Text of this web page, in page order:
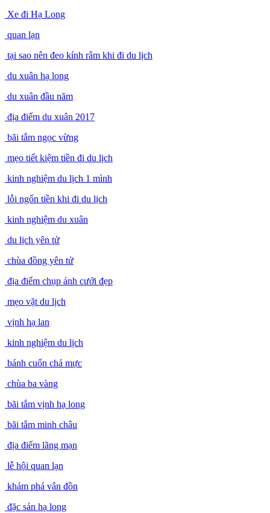
Xe đi Hạ Long
quan lạn
tại sao nên đeo kính râm khi đi du lịch
du xuân hạ long
du xuân đầu năm
địa điểm du xuân 2017
bãi tắm ngọc vừng
mẹo tiết kiệm tiền đi du lịch
kinh nghiệm du lịch 1 mình
lỗi ngốn tiền khi đi du lịch
kinh nghiệm du xuân
du lịch yên tử
chùa đồng yên tử
địa điểm chụp ảnh cưới đẹp
mẹo vặt du lịch
vịnh hạ lan
kinh nghiệm du lịch
bánh cuốn chả mực
chùa ba vàng
bãi tắm vịnh hạ long
bãi tắm minh châu
địa điểm lãng mạn
lễ hội quan lạn
khám phá vân đồn
đặc sản hạ long